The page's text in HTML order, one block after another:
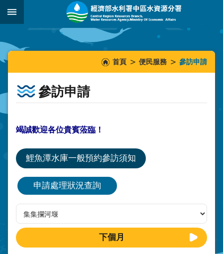
跳到主要內容區塊
::::::
首頁 便民服務 參訪申請
參訪申請
竭誠歡迎各位貴賓蒞臨！
鯉魚潭水庫一般預約參訪須知
申請處理狀況查詢
下個月